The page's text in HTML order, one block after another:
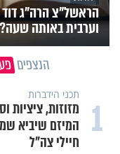
הראשל"צ הרה"ג
וערבית באותה שעה?
הנצפים
1 תכני הידברות
מזוזות, ציציות
המיזם שיביא
חיילי צה"ל